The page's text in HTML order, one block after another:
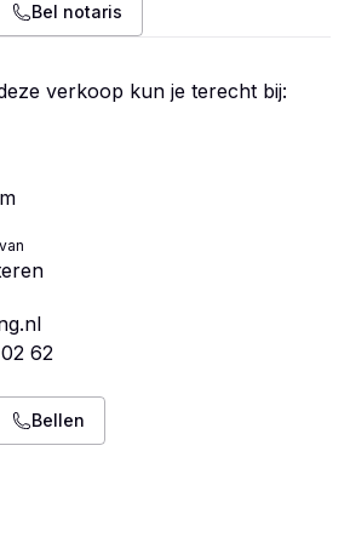
Bel notaris
verkoop kun je terecht bij:
62
Bellen